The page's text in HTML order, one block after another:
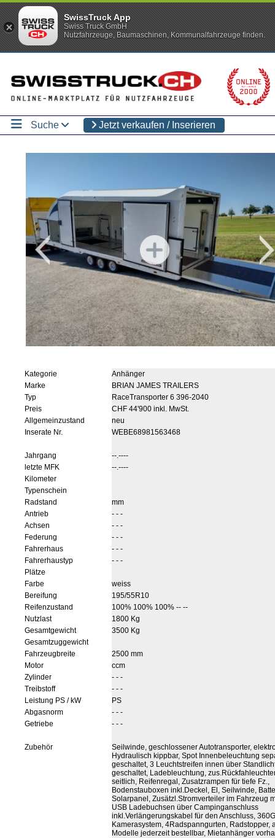
Suche Jetzt verkaufen / Inserieren
Kategorie
Anhänger
Marke
BRIAN JAMES TRAILERS
Typ
RaceTransporter 6 396-2040
Preis
CHF 44'900 inkl. MwSt.
Allgemeinzustand
neu
Inserate Nr.
WEBE68981563468
Jahrgang
--.----
letzte MFK
--.----
Kilometer
Typenschein
Radstand
mm
Antrieb
- - -
Achsen
- - -
Federung
- - -
Fahrerhaus
- - -
Fahrerhaustyp
- - -
Plätze
Farbe
weiss
Bereifung
195/55R10
Reifenzustand
100% 100% 100% -- --
Nutzlast
1800 Kg
Gesamtgewicht
3500 Kg
Gesamtzuggewicht
Fahrzeugbreite
2500 mm
Motor
ccm
Zylinder
- - -
Treibstoff
- - -
Leistung PS / kW
PS
Abgasnorm
- - -
Getriebe
- - -
Zubehör
Seilwinde, geschlossener Autotransporter,
Hydraulisch kippbar, Spot Innenbeleuchtung
geschaltet, 3 Leuchtstreifen innen über
geschaltet, Ladebleuchtung,
seitlich, Reifenregal, Zusatzrampen für tiefe Fz.,
Bodenstauboxen inkl.Deckel, El, Seilwinde,
Solarpanel, Zusätzl.Stromverteiler im Fahrzeug
USB Ladebuchsen über Campinganschluss
inkl.Verlängerungskabel für den Anschluss,
Kamerasystem, 4Radspanngurten, Radstopper,
Modelle jederzeit bestellbar, Mietanhänger
SwissTruck App
Swiss Truck GmbH
Nutzfahrzeuge, Baumaschinen, Kommunalfahrzeuge finden.